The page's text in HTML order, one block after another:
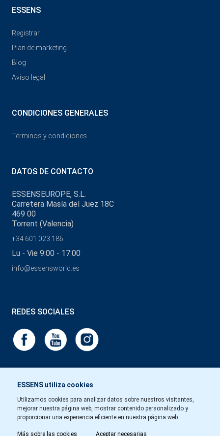
ESSENS utiliza cookies
Utilizamos cookies para analizar datos sobre nuestros visitantes,
mejorar nuestra página web, mostrar contenido personalizado y
proporcionar una experiencia eficiente en nuestra página web.
Más sobre las cookies Aceptar necesarias
ESSENS
Registrar
Plan de marketing
Blog
Aviso legal
CONDICIONES GENERALES
Términos y condiciones
DATOS DE CONTACTO
ESSENSEUROPE, S.L.
Carretera Masía del Juez 18C
469 00
Torrent (Valencia)
+34 601 023 186
Lu - Vie 9:00 - 17:00
info@essensworld.es
REDES SOCIALES